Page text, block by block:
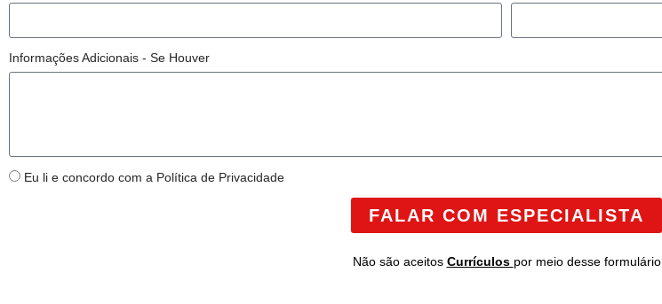
Informações Adicionais - Se Houver
Eu li e concordo com a Política de Privacidade
FALAR COM ESPECIALISTA
Não são aceitos Currículos por meio desse formulário